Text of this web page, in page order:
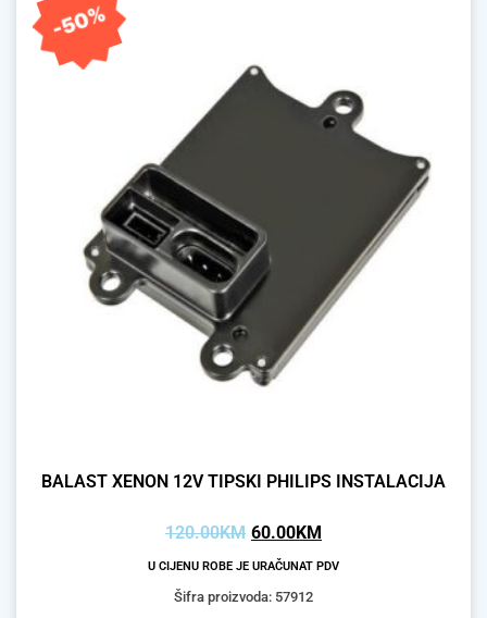
-50%
BALAST XENON 12V TIPSKI PHILIPS INSTALACIJA
120.00KM 60.00KM
U CIJENU ROBE JE URAČUNAT PDV
Šifra proizvoda: 57912